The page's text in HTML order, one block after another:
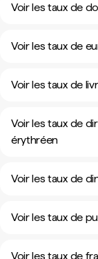
Voir les taux de
Voir les taux de
Voir les taux de
Voir les taux de
érythréen
Voir les taux de
Voir les taux de
Voir les taux de